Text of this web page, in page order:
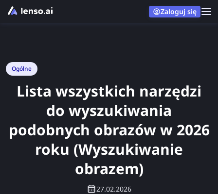
Zaloguj się
Ogólne
Lista wszystkich narzędzi
do wyszukiwania
podobnych obrazów w 2026
roku (Wyszukiwanie
obrazem)
27.02.2026